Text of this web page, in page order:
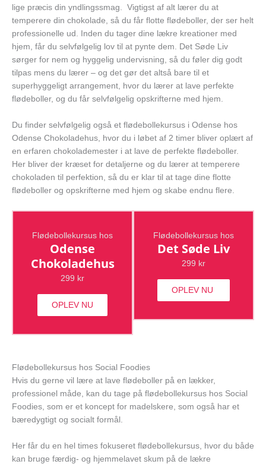
lige præcis din yndlingssmag. Vigtigst af alt lærer du at
temperere din chokolade, så du får flotte flødeboller, der ser helt
professionelle ud. Inden du tager dine lækre kreationer med
hjem, får du selvfølgelig lov til at pynte dem. Det Søde Liv
sørger for nem og hyggelig undervisning, så du føler dig godt
tilpas mens du lærer – og det gør det altså bare til et
superhyggeligt arrangement, hvor du lærer at lave perfekte
flødeboller, og du får selvfølgelig opskrifterne med hjem.
Du finder selvfølgelig også et flødebollekursus i Odense hos
Odense Chokoladehus, hvor du i løbet af 2 timer bliver oplært af
en erfaren chokolademester i at lave de perfekte flødeboller.
Her bliver der kræset for detaljerne og du lærer at temperere
chokoladen til perfektion, så du er klar til at tage dine flotte
flødeboller og opskrifterne med hjem og skabe endnu flere.
Flødebollekursus hos
Odense
Chokoladehus
299 kr
OPLEV NU
Flødebollekursus hos
Det Søde Liv
299 kr
OPLEV NU
Flødebollekursus hos Social Foodies
Hvis du gerne vil lære at lave flødeboller på en lækker,
professionel måde, kan du tage på flødebollekursus hos Social
Foodies, som er et koncept for madelskere, som også har et
bæredygtigt og socialt formål.
Her får du en hel times fokuseret flødebollekursus, hvor du både
kan bruge færdig- og hjemmelavet skum på de lækre